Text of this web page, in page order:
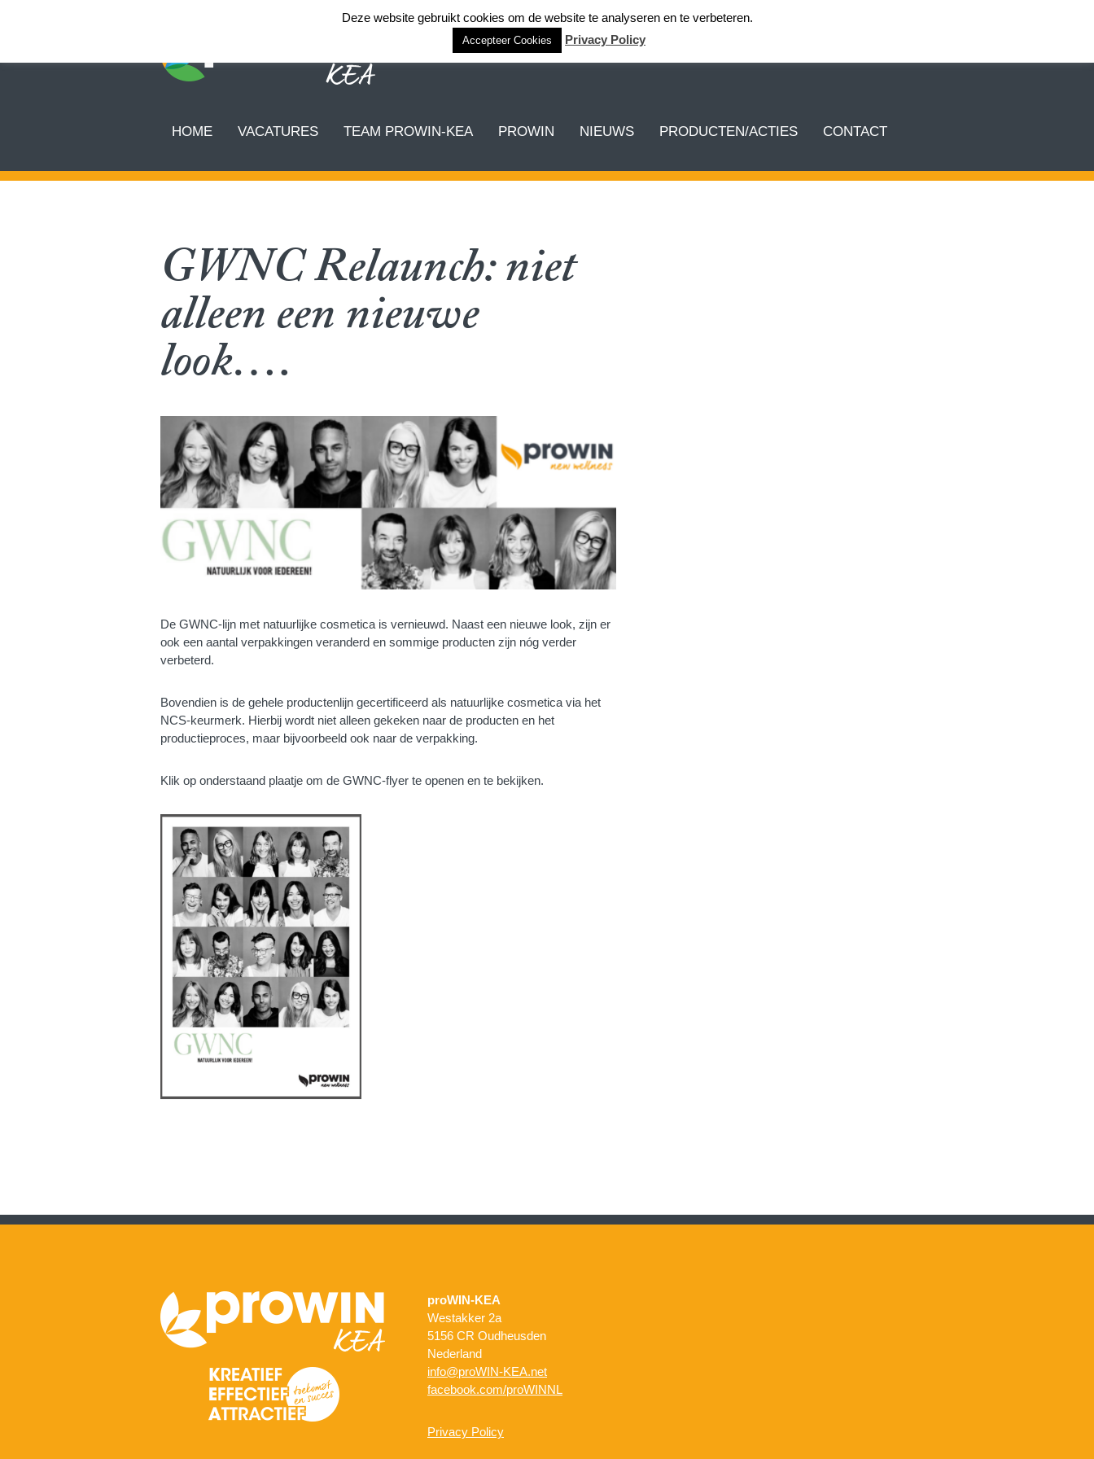
HOME VACATURES TEAM PROWIN-KEA PROWIN NIEUWS PRODUCTEN/ACTIES CONTACT
GWNC Relaunch: niet
alleen een nieuwe
look….
De GWNC-lijn met natuurlijke cosmetica is vernieuwd. Naast een nieuwe look, zijn er
ook een aantal verpakkingen veranderd en sommige producten zijn nóg verder
verbeterd.
Bovendien is de gehele productenlijn gecertificeerd als natuurlijke cosmetica via het
NCS-keurmerk. Hierbij wordt niet alleen gekeken naar de producten en het
productieproces, maar bijvoorbeeld ook naar de verpakking.
Klik op onderstaand plaatje om de GWNC-flyer te openen en te bekijken.
proWIN-KEA
Westakker 2a
5156 CR Oudheusden
Nederland
info@proWIN-KEA.net
facebook.com/proWINNL
Privacy Policy
Deze website gebruikt cookies om de website te analyseren en te verbeteren.
Accepteer Cookies Privacy Policy